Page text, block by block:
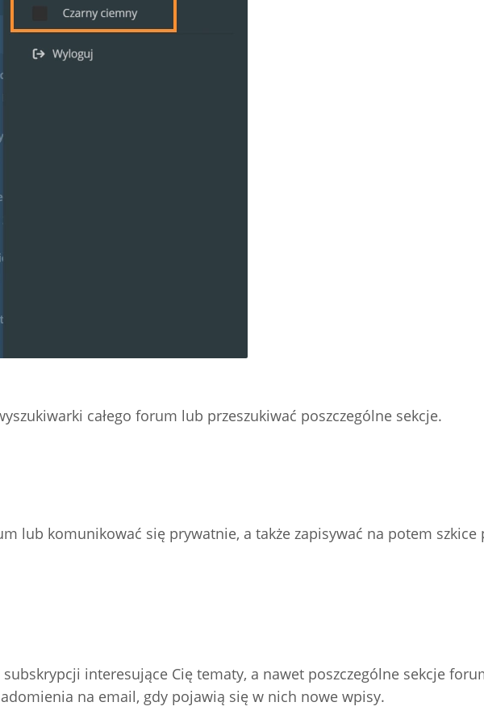
całego forum lub przeszukiwać poszczególne sekcje.
lub komunikować się prywatnie, a także zapisywać na potem szkice
interesujące Cię tematy, a nawet poszczególne sekcje
na email, gdy pojawią się w nich nowe wpisy.